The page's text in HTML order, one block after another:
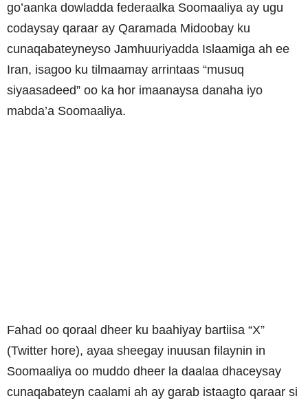
go’aanka dowladda federaalka Soomaaliya ay ugu
codaysay qaraar ay Qaramada Midoobay ku
cunaqabateyneyso Jamhuuriyadda Islaamiga ah ee
Iran, isagoo ku tilmaamay arrintaas “musuq
siyaasadeed” oo ka hor imaanaysa danaha iyo
mabda’a Soomaaliya.
Fahad oo qoraal dheer ku baahiyay bartiisa “X”
(Twitter hore), ayaa sheegay inuusan filaynin in
Soomaaliya oo muddo dheer la daalaa dhaceysay
cunaqabateyn caalami ah ay garab istaagto qaraar si